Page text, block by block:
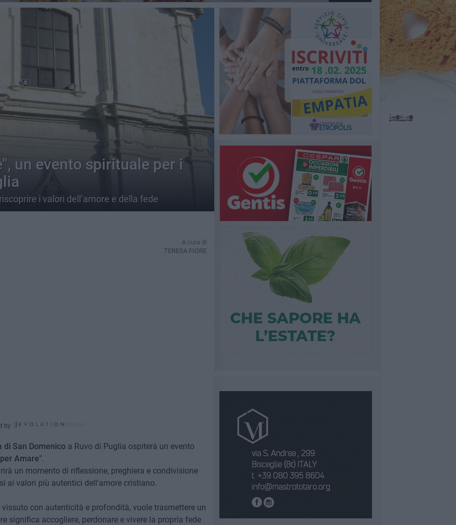
un evento spirituale per i
i valori dell’amore e della fede
A cura di
TERESA FIORE
by
di San Domenicoa Ruvo di Puglia ospiterà un evento
Amare".
un momento di riflessione, preghiera e condivisione
ai valori più autentici dell'amore cristiano.
con autenticità e profondità, vuole trasmettere un
significa accogliere, perdonare e vivere la propria fede